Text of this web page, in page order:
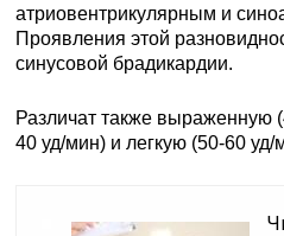
атриовентрикулярным и
Проявления этой
синусовой брадикардии.
Различат также выраженную
40 уд/мин) и легкую (50-60